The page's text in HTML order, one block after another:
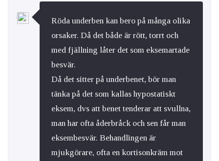
Röda underben kan bero på många olika
orsaker. Då det både är rött, torrt och
med fjällning låter det som eksemartade
besvär.
Då det sitter på underbenet, bör man
tänka på det som kallas hypostatiskt
eksem, dvs att benet tenderar att svullna,
man har ofta åderbråck och sen får man
eksembesvär. Behandlingen är
mjukgörare, ofta en kortisonkräm mot